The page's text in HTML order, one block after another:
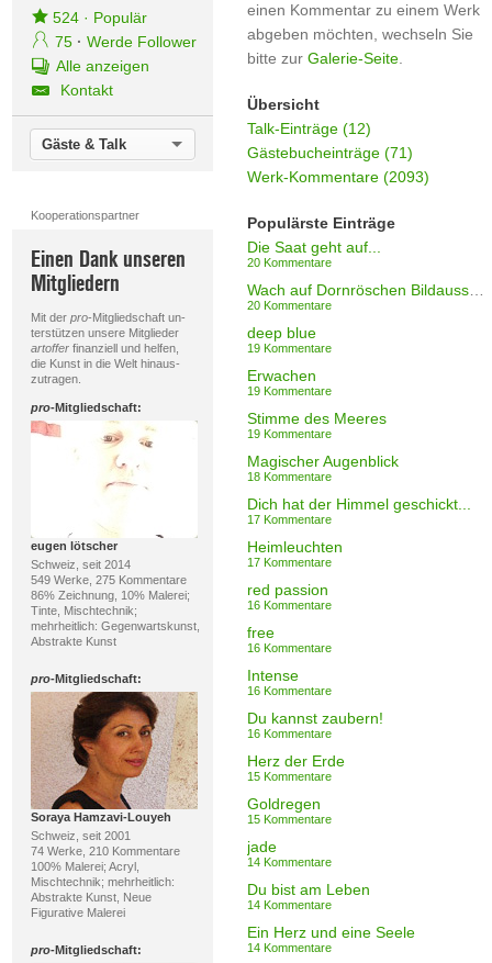
524· Populär
75 · Werde Follower
Alle anzeigen
Kontakt
Gäste & Talk
Kooperationspartner
Einen Dank unseren
Mitgliedern
Mit der pro-Mitgliedschaft un-
terstützen unsere Mitglieder
artofferfinanziell und helfen,
die Kunst in die Welt hinaus-
zutragen.
pro-Mitgliedschaft:
eugen lötscher
Schweiz, seit 2014
549 Werke, 275 Kommentare
86% Zeichnung, 10% Malerei;
Tinte, Mischtechnik;
mehrheitlich: Gegenwartskunst,
Abstrakte Kunst
pro-Mitgliedschaft:
Soraya Hamzavi-Louyeh
Schweiz, seit 2001
74 Werke, 210 Kommentare
100% Malerei; Acryl,
Mischtechnik; mehrheitlich:
Abstrakte Kunst, Neue
Figurative Malerei
pro-Mitgliedschaft:
einen Kommentar zu einem Werk
abgeben möchten, wechseln Sie
bitte zur Galerie-Seite.
Übersicht
Talk-Einträge (12)
Gästebucheinträge (71)
Werk-Kommentare (2093)
Populärste Einträge
Die Saat geht auf...
20 Kommentare
Wach auf Dornröschen Bildausschnitt II
20 Kommentare
deep blue
19 Kommentare
Erwachen
19 Kommentare
Stimme des Meeres
19 Kommentare
Magischer Augenblick
18 Kommentare
Dich hat der Himmel geschickt...
17 Kommentare
Heimleuchten
17 Kommentare
red passion
16 Kommentare
free
16 Kommentare
Intense
16 Kommentare
Du kannst zaubern!
16 Kommentare
Herz der Erde
15 Kommentare
Goldregen
15 Kommentare
jade
14 Kommentare
Du bist am Leben
14 Kommentare
Ein Herz und eine Seele
14 Kommentare